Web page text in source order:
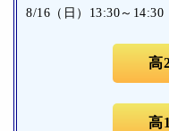
8/16（日）13:30～14:30
高
高